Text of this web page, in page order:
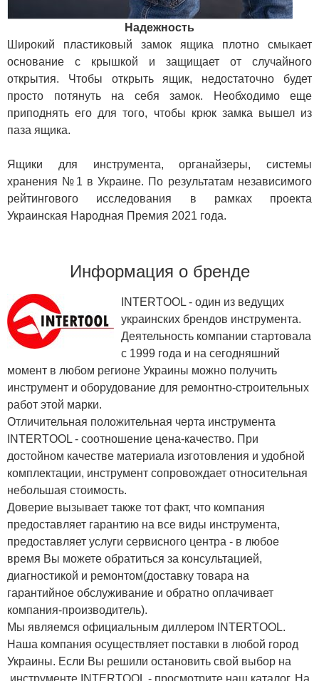
Надежность
Широкий пластиковый замок ящика плотно смыкает
основание с крышкой и защищает от случайного
открытия. Чтобы открыть ящик, недостаточно будет
просто потянуть на себя замок. Необходимо еще
приподнять его для того, чтобы крюк замка вышел из
паза ящика.
Ящики для инструмента, органайзеры, системы
хранения №1 в Украине. По результатам независимого
рейтингового исследования в рамках проекта
Украинская Народная Премия 2021 года.
Информация о бренде
INTERTOOL - один из ведущих
украинских брендов инструмента.
Деятельность компании стартовала
с 1999 года и на сегодняшний
момент в любом регионе Украины можно получить
инструмент и оборудование для ремонтно-строительных
работ этой марки.
Отличительная положительная черта инструмента
INTERTOOL - соотношение цена-качество. При
достойном качестве материала изготовления и удобной
комплектации, инструмент сопровождает относительная
небольшая стоимость.
Доверие вызывает также тот факт, что компания
предоставляет гарантию на все виды инструмента,
предоставляет услуги сервисного центра - в любое
время Вы можете обратиться за консультацией,
диагностикой и ремонтом(доставку товара на
гарантийное обслуживание и обратно оплачивает
компания-производитель).
Мы являемся официальным диллером INTERTOOL.
Наша компания осуществляет поставки в любой город
Украины. Если Вы решили остановить свой выбор на
инструменте INTERTOOL - просмотрите наш каталог. На